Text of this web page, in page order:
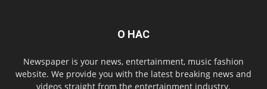
О НАС
Newspaper is your news, entertainment, music fashion
website. We provide you with the latest breaking news and
videos straight from the entertainment industry.